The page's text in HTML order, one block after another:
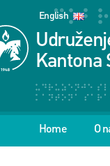
English
Kantona
Home O